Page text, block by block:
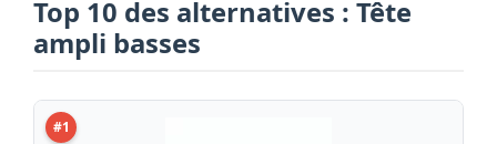
Top 10 des alternatives : Tête
ampli basses
#1